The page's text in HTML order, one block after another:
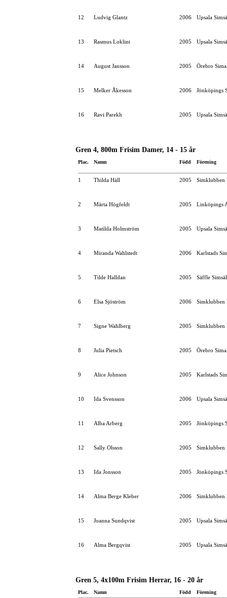
12 Ludvig Glantz 2006 Upsala
13 Rasmus Loklint 2005 Upsala
14 August Jansson 2005 Örebro
15 Melker Åkesson 2006 Jönköpings
16 Ravi Parekh 2005 Upsala
Gren 4, 800m Frisim Damer, 14 - 15 år
Plac. Namn Född Förening
1 Thilda Häll 2005 Simklubben
2 Märta Högfeldt 2005 Linköpings
3 Matilda Holmström 2005 Upsala
4 Miranda Wahlstedt 2006 Karlstads
5 Tilde Halldan 2005 Säffle
6 Elsa Sjöström 2006 Simklubben
7 Signe Wahlberg 2005 Simklubben
8 Julia Pietsch 2005 Örebro
9 Alice Johnson 2005 Karlstads
10 Ida Svensson 2006 Upsala
11 Alba Arberg 2005 Jönköpings
12 Sally Olsson 2005 Simklubben
13 Ida Jonsson 2005 Jönköpings
14 Alma Berge Kleber 2006 Simklubben
15 Joanna Sundqvist 2005 Upsala
16 Alma Bergqvist 2005 Upsala
Gren 5, 4x100m Frisim Herrar, 16 - 20 år
Plac. Namn Född Förening